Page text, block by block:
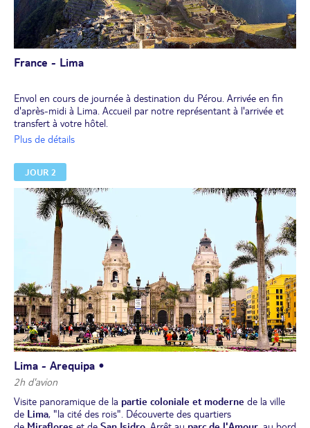
France - Lima
Envol en cours de journée à destination du Pérou. Arrivée en fin
d'après-midi à Lima. Accueil par notre représentant à l'arrivée et
transfert à votre hôtel.
Dîner libre.
Plus de détails
JOUR 2
Lima - Arequipa •
2h d'avion
Visite panoramique de la partie coloniale et moderne de la ville
de Lima, "la cité des rois". Découverte des quartiers